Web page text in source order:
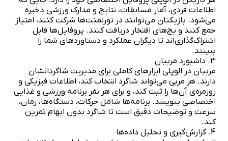
اطلاعات فردی، آمار مسابقات، نتایج و مدارک ورزشی ذخیره
می‌شود. بازیکنان می‌توانند در تورنمنت‌ها شرکت کنند، امتیاز
جمع کنند و بج‌های افتخار دریافت کنند. پروفایل‌ها قابل
اشتراک‌گذاری‌اند تا دیگران عملکرد و دستاوردهای شما را
ببینند.
3. داشبورد مربیان
مربیان در الوپلی ابزارهای کاملی برای مدیریت شاگردانشان
دارند. هر مربی می‌تواند شاگرد انتخاب کند، اطلاعات فیزیکی و
روزمره‌ی آن‌ها را ثبت کند، و برای هر نفر برنامه ورزشی و غذایی
اختصاصی بنویسد. برنامه‌ها شامل حرکات، دستگاه‌ها، زمان،
سرعت و توضیحات دقیق است تا شاگرد بدون ابهام تمرین
کند.
4. گزارش‌گیری و تحلیل داده‌ها